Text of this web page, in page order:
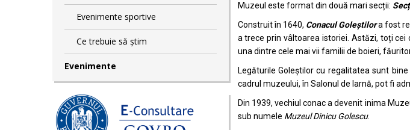
Evenimente sportive
Ce trebuie să știm
Evenimente
Muzeul este format din două mari secții:
Construit în 1640, Conacul Goleștilora fost
a trece prin vâltoarea istoriei. Astăzi, toți
una dintre cele mai vii familii de boieri,
Legăturile Goleștilor cu regalitatea sunt
cadrul muzeului, în Salonul de Iarnă, pot fi
Din 1939, vechiul conac a devenit inima
sub numele Muzeul Dinicu Golescu.